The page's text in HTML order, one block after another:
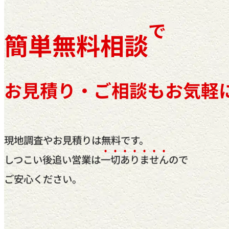
ご依頼～施工の流れ
よくあるご質問
施工料金の一例
スタッフブログ
お電話で今すぐお問い合わせ
042-812-3900
簡単無料相談で
お見積り・ご相談もお気軽
現地調査やお見積りは無料です。
しつこい後追い営業は一切あり ませんので
ご安心ください。